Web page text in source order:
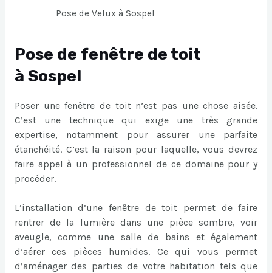
Pose de Velux à Sospel
Pose de fenêtre de toit
à Sospel
Poser une fenêtre de toit n’est pas une chose aisée.
C’est une technique qui exige une très grande
expertise, notamment pour assurer une parfaite
étanchéité. C’est la raison pour laquelle, vous devrez
faire appel à un professionnel de ce domaine pour y
procéder.
L’installation d’une fenêtre de toit permet de faire
rentrer de la lumière dans une pièce sombre, voir
aveugle, comme une salle de bains et également
d’aérer ces pièces humides. Ce qui vous permet
d’aménager des parties de votre habitation tels que